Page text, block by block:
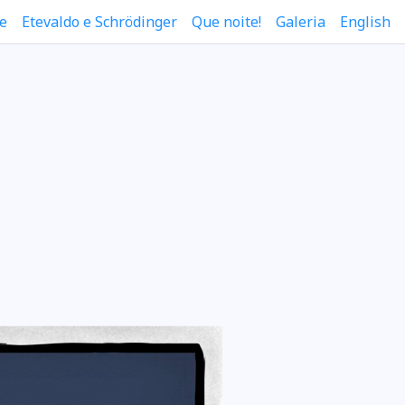
Etevaldo e Schrödinger Que noite! Galeria English